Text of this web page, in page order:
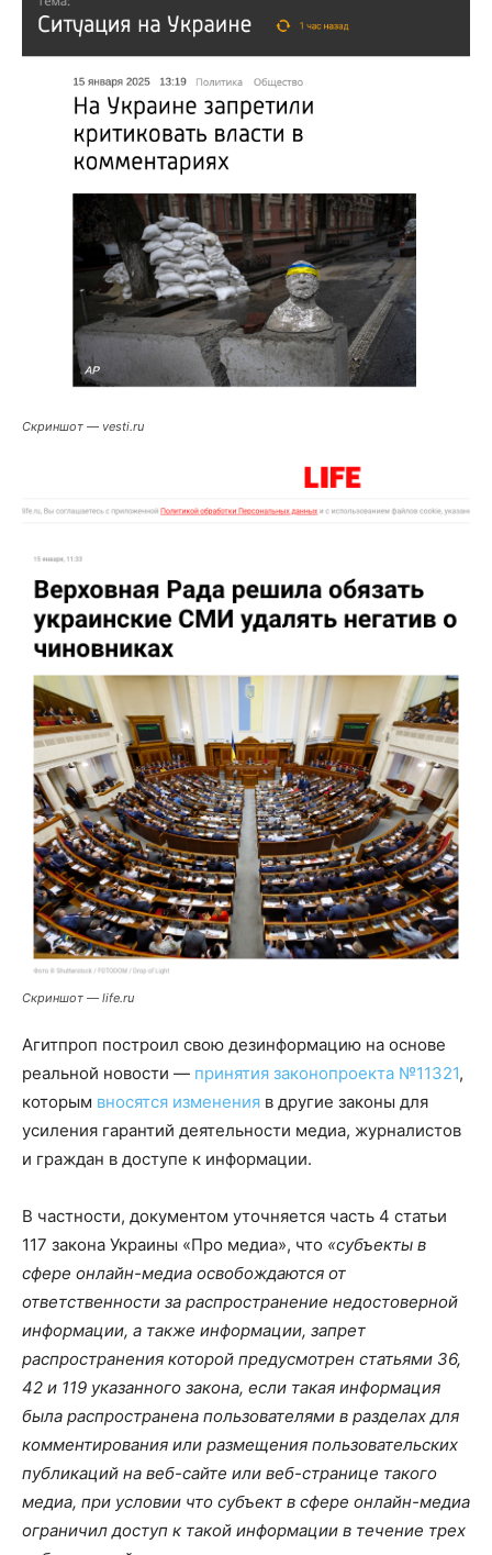
Скриншот — vesti.ru
Cкриншот — life.ru
Агитпроп построил свою дезинформацию на основе
реальной новости — принятия законопроекта №11321,
которым вносятся изменения в другие законы для
усиления гарантий деятельности медиа, журналистов
и граждан в доступе к информации.
В частности, документом уточняется часть 4 статьи
117 закона Украины «Про медиа», что «субъекты в
сфере онлайн-медиа освобождаются от
ответственности за распространение недостоверной
информации, а также информации, запрет
распространения которой предусмотрен статьями 36,
42 и 119 указанного закона, если такая информация
была распространена пользователями в разделах для
комментирования или размещения пользовательских
публикаций на веб-сайте или веб-странице такого
медиа, при условии что субъект в сфере онлайн-медиа
ограничил доступ к такой информации в течение трех